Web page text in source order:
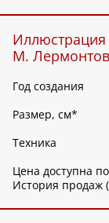
Иллюстрация
М.
Год создания
Размер, см*
Техника
Цена доступна
История продаж